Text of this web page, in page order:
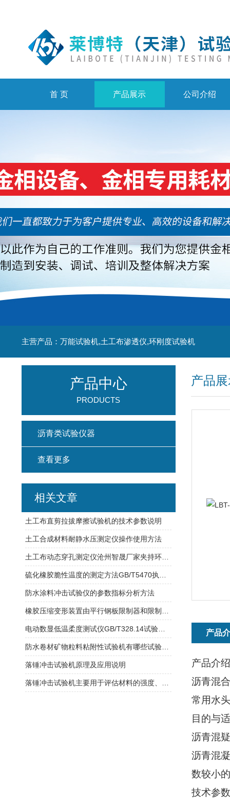
首 页 产品展示 公司介绍
主营产品：万能试验机,土工布渗透仪,环刚度试验机
产品
产品
产品介
沥青混
常用水
目的与
沥青混
沥青混
数较小
技术参
产品中心
PRODUCTS
沥青类试验仪器
查看更多
相关文章
土工布直剪拉拔摩擦试验机的技术参数说明
土工合成材料耐静水压测定仪操作使用方法
防水涂料冲击试验仪的参数指标分析方法
落锤冲击试验机原理及应用说明